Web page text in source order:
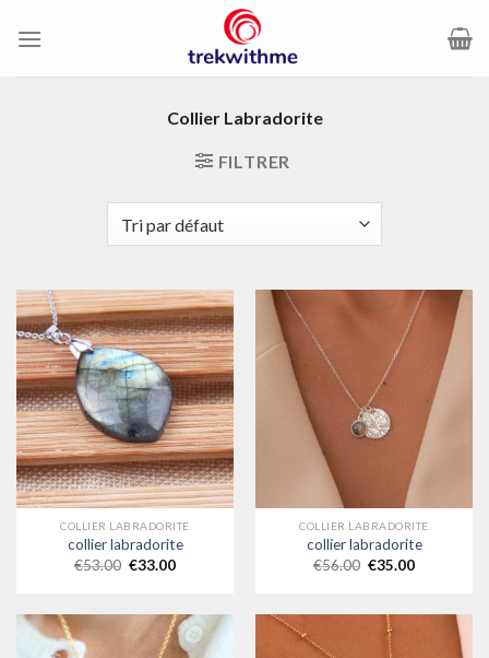
Collier Labradorite
FILTRER
COLLIER LABRADORITE
collier labradorite
€53.00 €33.00
COLLIER LABRADORITE
collier labradorite
€56.00 €35.00